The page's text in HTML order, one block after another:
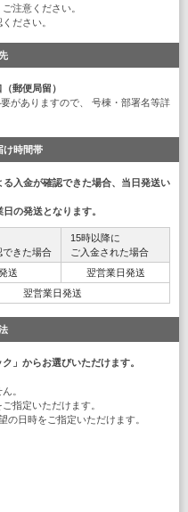
注意ください。
ださい。
郵便局留）
がありますので、 号棟・部署名等詳
け時間帯
入金が確認できた場合、当日発送い
の発送となります。
できた場合
15時以降に
ご入金された場合
送
翌営業日発送
翌営業日発送
」からお選びいただけます。
。
指定いただけます。
の日時をご指定いただけます。